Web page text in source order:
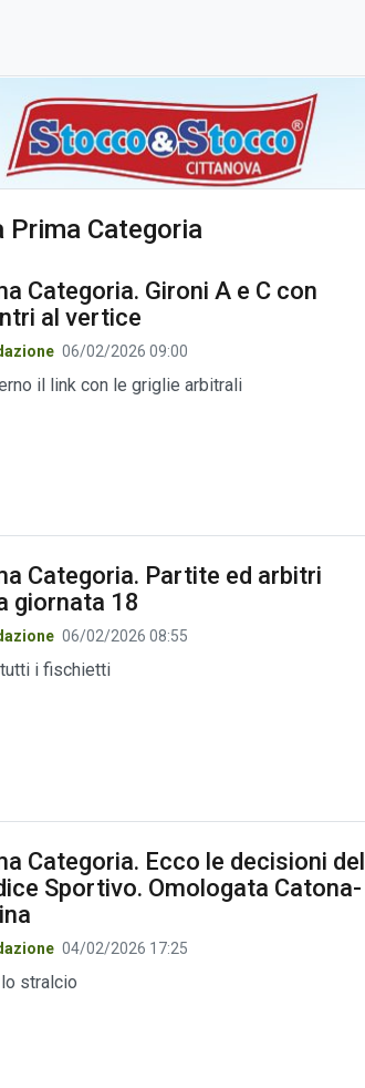
Categoria
Categoria. Gironi A e C con
al vertice
06/02/2026 09:00
il link con le griglie arbitrali
Categoria. Partite ed arbitri
giornata 18
06/02/2026 08:55
tutti i fischietti
Categoria. Ecco le decisioni del
Sportivo. Omologata Catona-
04/02/2026 17:25
stralcio